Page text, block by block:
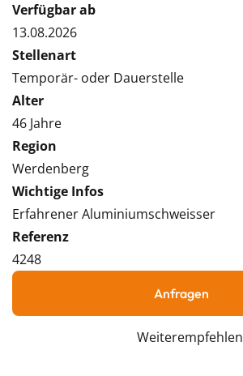
Verfügbar ab
13.08.2026
Stellenart
Temporär- oder Dauerstelle
Alter
46 Jahre
Region
Werdenberg
Wichtige Infos
Erfahrener Aluminiumschweisser
Referenz
4248
Anfragen
Weiterempfehlen